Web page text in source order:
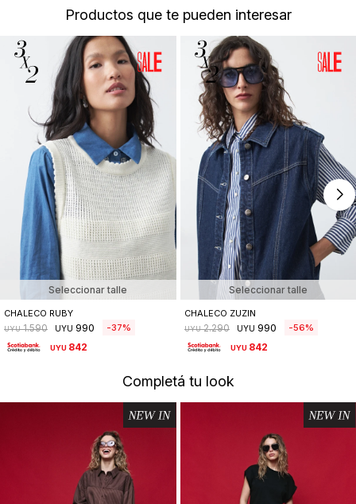
Productos que te pueden interesar
Seleccionar talle
CHALECO RUBY
UYU 1.590 UYU 990 37
UYU 842
Seleccionar talle
CHALECO ZUZIN
UYU 2.290 UYU 990 56
UYU 842
Completá tu look